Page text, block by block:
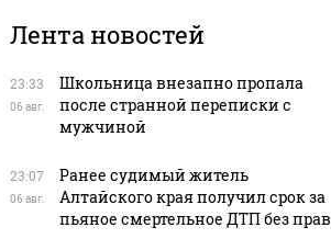
Лента новостей
23:33
06 авг.
Школьница внезапно пропала
после странной переписки с
мужчиной
23:07
06 авг.
Ранее судимый житель
Алтайского края получил срок за
пьяное смертельное ДТП без прав